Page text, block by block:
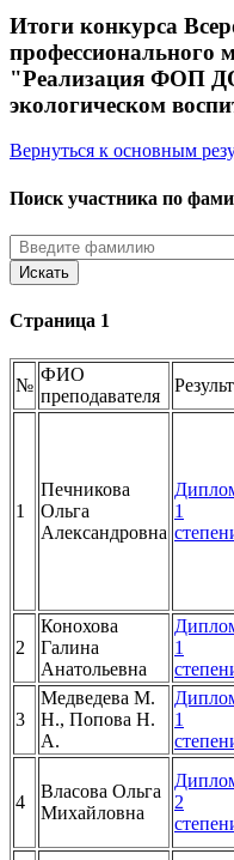
Итоги конкурса
профессионального
"Реализация ФОП
экологическом
Вернуться к основным
Поиск участника по
Страница 1
№
ФИО
преподавателя
1
Печникова
Ольга
Александровна
1
2
Конохова
Галина
Анатольевна
1
3
Медведева М.
Н., Попова Н.
А.
1
4
Власова Ольга
Михайловна
2